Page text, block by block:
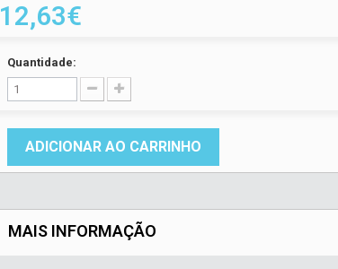
12,63€
Quantidade:
ADICIONAR AO CARRINHO
MAIS INFORMAÇÃO